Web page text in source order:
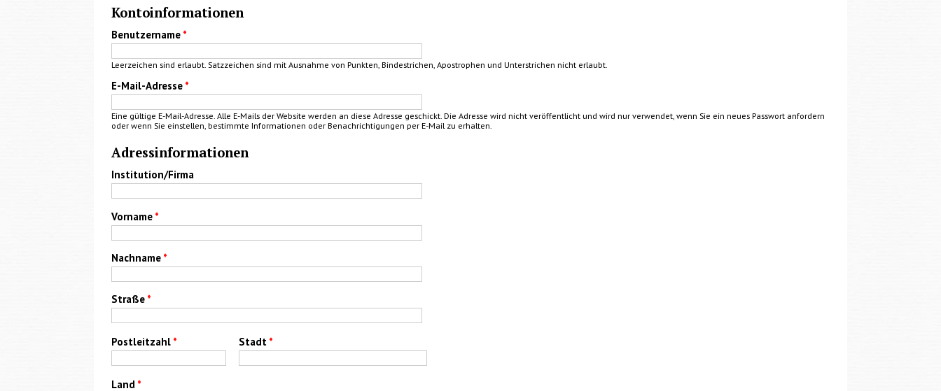
Kontoinformationen
Benutzername *
Leerzeichen sind erlaubt. Satzzeichen sind mit Ausnahme von Punkten, Bindestrichen, Apostrophen und Unterstrichen nicht erlaubt.
E-Mail-Adresse *
Eine gültige E-Mail-Adresse. Alle E-Mails der Website werden an diese Adresse geschickt. Die Adresse wird nicht veröffentlicht und wird nur verwendet, wenn Sie ein neues Passwort anfordern
oder wenn Sie einstellen, bestimmte Informationen oder Benachrichtigungen per E-Mail zu erhalten.
Adressinformationen
Institution/Firma
Vorname *
Nachname *
Straße *
Postleitzahl * Stadt *
Land *